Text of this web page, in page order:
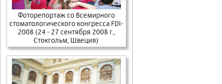
Фоторепортаж cо Всемирного
стоматологического конгресса FDI-
2008 (24 - 27 сентября 2008 г.,
Стокгольм, Швеция)